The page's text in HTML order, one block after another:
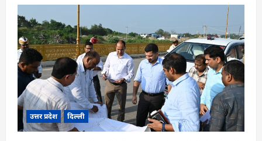
उत्तर प्रदेश दिल्ली